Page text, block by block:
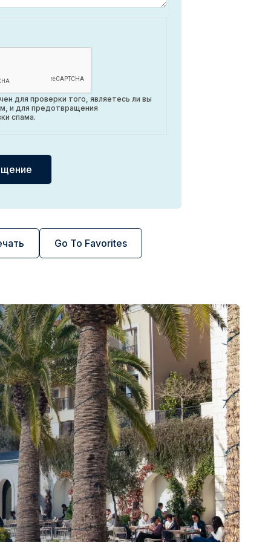
Go To Favorites
для проверки того, являетесь ли вы
и для предотвращения
спама.